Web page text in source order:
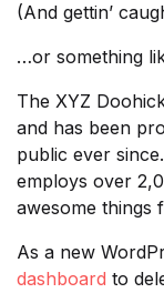
(And gettin’
…or something
The XYZ
and has been
public ever
employs over
awesome things
As a new
dashboard to